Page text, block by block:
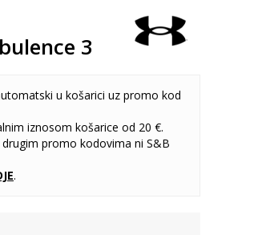
3
u košarici uz promo kod
iznosom košarice od 20 €.
promo kodovima ni S&B
.